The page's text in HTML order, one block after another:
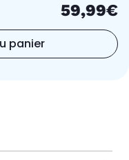
59,99€
panier